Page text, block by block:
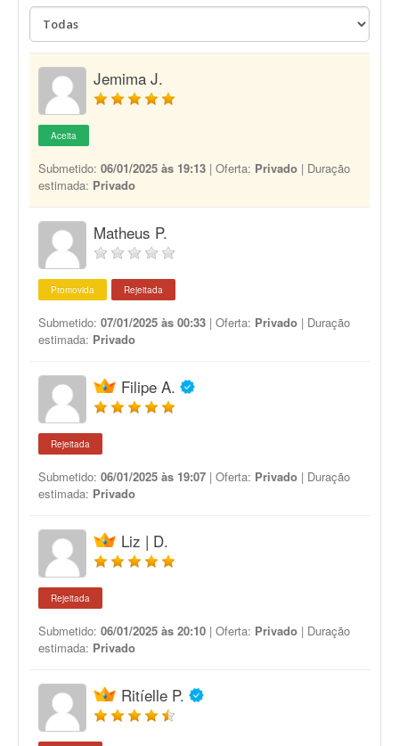
Jemima J.
Aceita
Submetido: 06/01/2025 às 19:13 | Oferta: Privado | Duração
estimada: Privado
Matheus P.
Promovida Rejeitada
Submetido: 07/01/2025 às 00:33 | Oferta: Privado | Duração
estimada: Privado
Filipe A.
Rejeitada
Submetido: 06/01/2025 às 19:07 | Oferta: Privado | Duração
estimada: Privado
Liz | D.
Rejeitada
Submetido: 06/01/2025 às 20:10 | Oferta: Privado | Duração
estimada: Privado
Ritíelle P.